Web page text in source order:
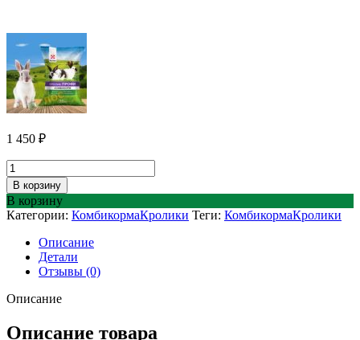
1 450 ₽
Количество
товара
Комбикорм
для
кроликов
Универсальный
ПРОФИ
Purina
кг
В корзину
В корзину
Категории: КомбикормаКролики Теги: КомбикормаКролики
Описание
Детали
Отзывы (0)
Описание
Описание товара